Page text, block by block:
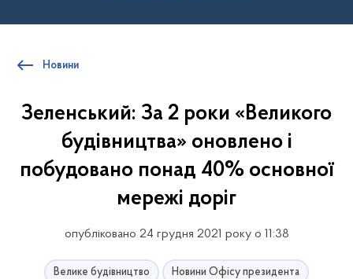
Новини
Зеленський: За 2 роки «Великого
будівництва» оновлено і
побудовано понад 40% основної
мережі доріг
опубліковано 24 грудня 2021 року о 11:38
Велике будівництво Новини Офісу президента